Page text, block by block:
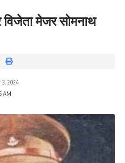
मेजर सोमनाथ
3, 2024
AM